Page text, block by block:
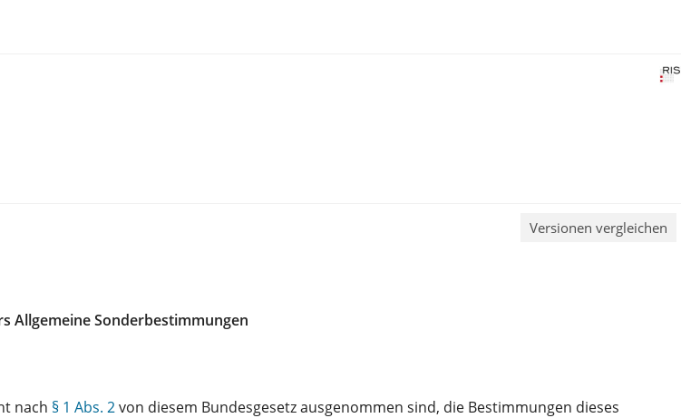
Versionen vergleichen
Allgemeine Sonderbestimmungen
nach § 1 Abs. 2von diesem Bundesgesetz ausgenommen sind, die Bestimmungen dieses